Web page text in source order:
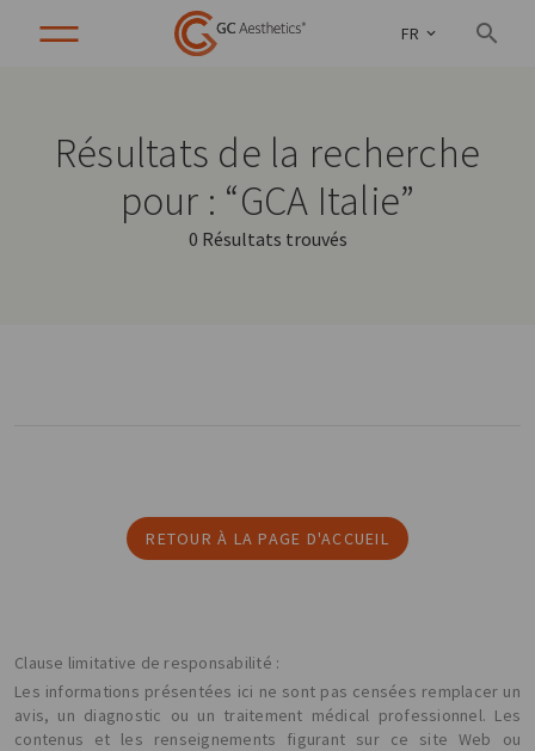
FR
Résultats de la recherche
pour : “GCA Italie”
0 Résultats trouvés
RETOUR À LA PAGE D'ACCUEIL
Clause limitative de responsabilité :
Les informations présentées ici ne sont pas censées remplacer un
avis, un diagnostic ou un traitement médical professionnel. Les
contenus et les renseignements figurant sur ce site Web ou